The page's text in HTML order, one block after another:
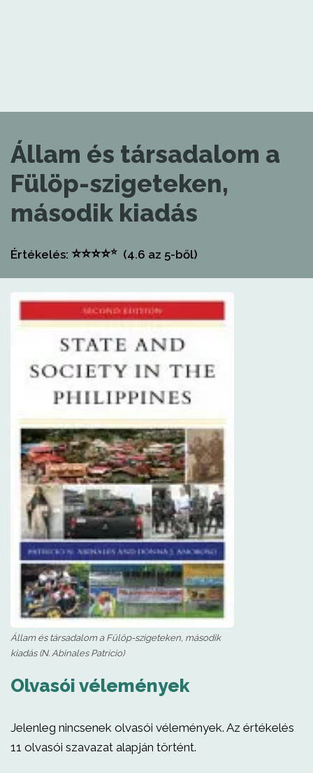
Állam és társadalom a
Fülöp-szigeteken,
második kiadás
Értékelés: ⭐⭐⭐⭐⭐ (4.6 az 5-ből)
Állam és társadalom a Fülöp-szigeteken, második
kiadás (N. Abinales Patricio)
Olvasói vélemények
Jelenleg nincsenek olvasói vélemények. Az értékelés
11 olvasói szavazat alapján történt.